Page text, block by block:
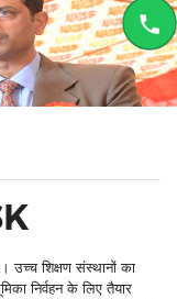
उच्च शिक्षण संस्थानों का
निर्वहन के लिए तैयार